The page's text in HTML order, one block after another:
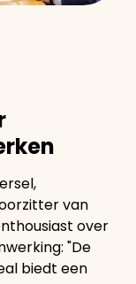
van
over
"De
biedt een